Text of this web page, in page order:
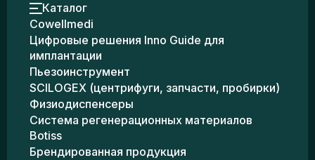
Каталог
Cowellmedi
Цифровые решения Inno Guide для
имплантации
Пьезоинструмент
SCILOGEX (центрифуги, запчасти, пробирки)
Физиодиспенсеры
Система регенерационных материалов
Botiss
Брендированная продукция